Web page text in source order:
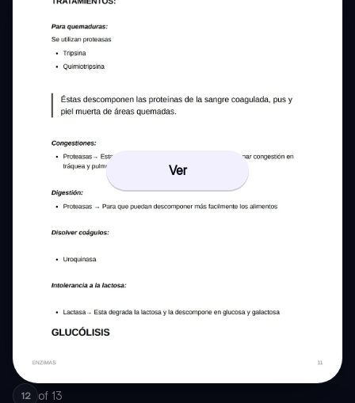
Ver
12 of 13